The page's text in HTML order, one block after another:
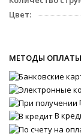
Цвет:
МЕТОДЫ ОПЛАТЫ
В